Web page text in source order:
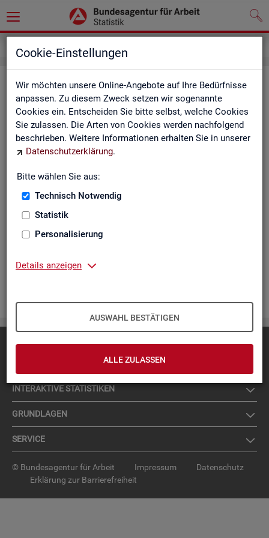
Cookie-Einstellungen
Wir möchten unsere Online-Angebote auf Ihre Bedürfnisse
anpassen. Zu diesem Zweck setzen wir sogenannte
Cookies ein. Entscheiden Sie bitte selbst, welche Cookies
Sie zulassen. Die Arten von Cookies werden nachfolgend
beschrieben. Weitere Informationen erhalten Sie in unserer
Datenschutzerklärung.
Bitte wählen Sie aus:
Technisch Notwendig
Statistik
Personalisierung
Details anzeigen
AUSWAHL BESTÄTIGEN
ALLE ZULASSEN
News­let­ter Sta­tis­tik und Ar­beits­
markt­be­richt­erstat­tung der BA
Mit dem mo­nat­li­chen News­let­ter in­for­mie­ren wir Sie über
ver­schie­de­ne The­men und ak­tu­el­le Ent­wick­lun­gen.
ak­tu­el­le Be­rich­te, wie z. B. den Mo­nats­be­richt und den BA-
neue Ver­öf­fent­li­chun­gen,
Son­der­be­rich­te,
an­de­re Neu­ig­kei­ten aus der Sta­tis­tik.
Die­ser Ser­vice ist selbst­ver­ständ­lich kos­ten­los.
IN­TER­AK­TI­VE STA­TIS­TI­KEN
GRUND­LA­GEN
SER­VICE
© Bundesagentur für Arbeit Impressum
Datenschutz
Erklärung zur Barrierefreiheit